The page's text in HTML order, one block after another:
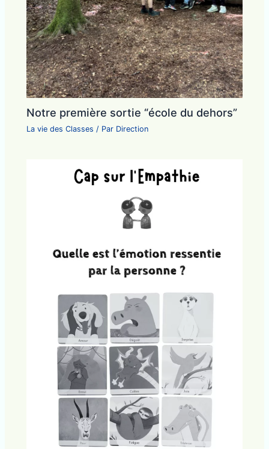
Notre première sortie “école du dehors”
La vie des Classes / Par Direction